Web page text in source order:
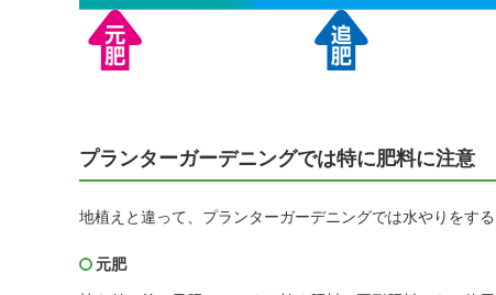
プランターガーデニングでは特に肥料に注意
地植えと違って、プランターガーデニングでは水やりをす
元肥